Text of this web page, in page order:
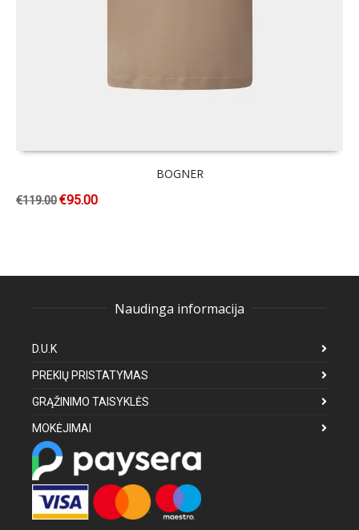
BOGNER
€119.00€95.00
Naudinga informacija
D.U.K
PREKIŲ PRISTATYMAS
GRĄŽINIMO TAISYKLĖS
MOKĖJIMAI